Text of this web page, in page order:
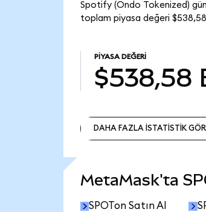
Spotify (Ondo Tokenized)
toplam piyasa değeri
PIYASA DEĞERI
$538,58
DAHA FAZLA İSTATİSTİK GÖR
MetaMask'ta
SPOTon Satın Al